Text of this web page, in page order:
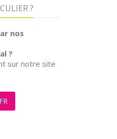
?
nos
?
sur notre site